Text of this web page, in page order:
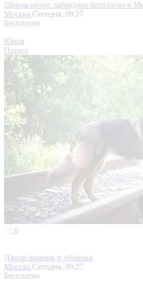
Щенок-метис лабрадора бесплатно в
Москва Сегодня, 09:27
Бесплатно
Юлия
Приют
6
Джози живчик и обаяшка
Москва Сегодня, 09:27
Бесплатно